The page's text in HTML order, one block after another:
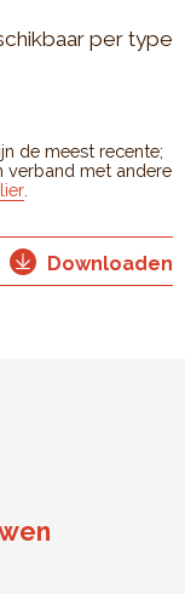
per type
de meest recente;
verband met andere
.
Downloaden